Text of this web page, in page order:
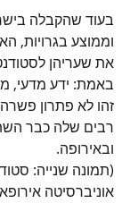
בעוד שהקבלה
וממוצע בגרויות,
את שעריהן
באמת: ידע מדעי,
זהו לא פתרון
רבים שלה כבר
ובאירופה.
(תמונה שנייה:
אוניברסיטה